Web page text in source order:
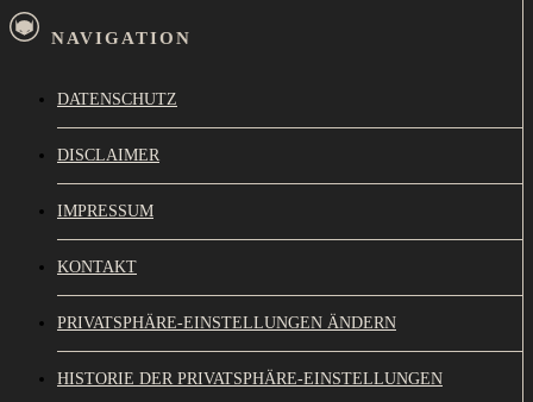
NAVIGATION
DATENSCHUTZ
DISCLAIMER
IMPRESSUM
KONTAKT
PRIVATSPHÄRE-EINSTELLUNGEN ÄNDERN
HISTORIE DER PRIVATSPHÄRE-EINSTELLUNGEN